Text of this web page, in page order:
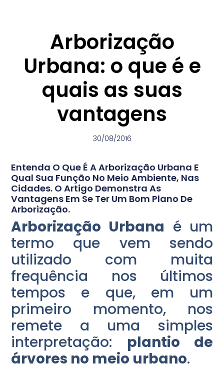
Arborização
Urbana: o que é e
quais as suas
vantagens
30/08/2016
Entenda O Que É A Arborização Urbana E
Qual Sua Função No Meio Ambiente, Nas
Cidades. O Artigo Demonstra As
Vantagens Em Se Ter Um Bom Plano De
Arborização.
Arborização Urbana é um
termo que vem sendo
utilizado com muita
frequência nos últimos
tempos e que, em um
primeiro momento, nos
remete a uma simples
interpretação: plantio de
árvores no meio urbano.